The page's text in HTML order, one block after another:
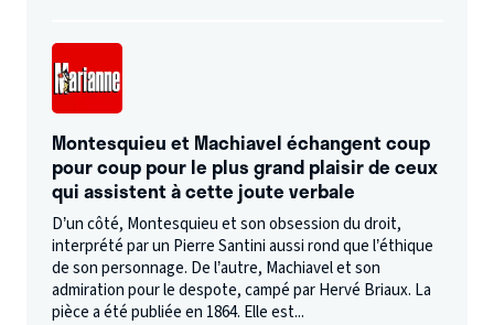
Montesquieu et Machiavel échangent coup
pour coup pour le plus grand plaisir de ceux
qui assistent à cette joute verbale
D’un côté, Montesquieu et son obsession du droit,
interprété par un Pierre Santini aussi rond que l’éthique
de son personnage. De l’autre, Machiavel et son
admiration pour le despote, campé par Hervé Briaux. La
pièce a été publiée en 1864. Elle est...